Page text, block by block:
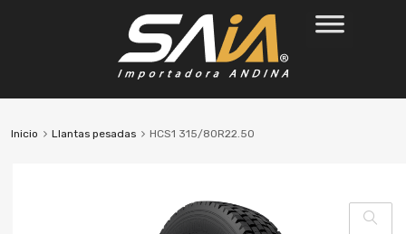
Inicio Llantas pesadas HCS1 315/80R22.50